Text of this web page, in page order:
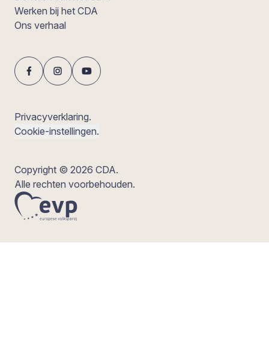
Werken bij het CDA
Ons verhaal
Privacyverklaring.
Cookie-instellingen.
Copyright © 2026 CDA.
Alle rechten voorbehouden.